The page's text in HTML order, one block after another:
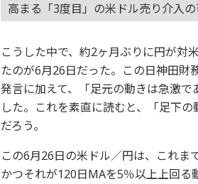
高まる「3度目」の米ドル売り介入
こうした中で、約2ヶ月ぶりに円が対
たのが6月26日だった。この日神田財
発言に加えて、「足元の動きは急激
した。これを素直に読むと、「足下
だろう。
この6月26日の米ドル／円は、これま
かつそれが120日MAを5％以上上回